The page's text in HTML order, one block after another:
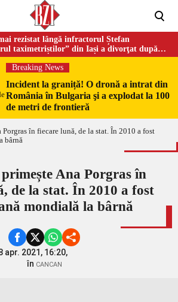
rezistat lângă infractorul Ștefan
taximetriștilor” din Iași a divorţat după
Breaking News
Incident la graniță! O dronă a intrat din
România în Bulgaria şi a explodat la 100
de metri de frontieră
Ana Porgras în
de la stat. În 2010 a fost
mondială la bârnă
apr. 2021, 16:20,
în CANCAN